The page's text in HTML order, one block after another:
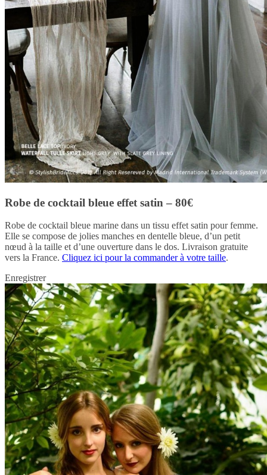
Robe de cocktail bleue effet satin – 80€
Robe de cocktail bleue marine dans un tissu effet satin pour femme.
Elle se compose de jolies manches en dentelle bleue, d’un petit
nœud à la taille et d’une ouverture dans le dos. Livraison gratuite
vers la France. Cliquez ici pour la commander à votre taille.
Enregistrer